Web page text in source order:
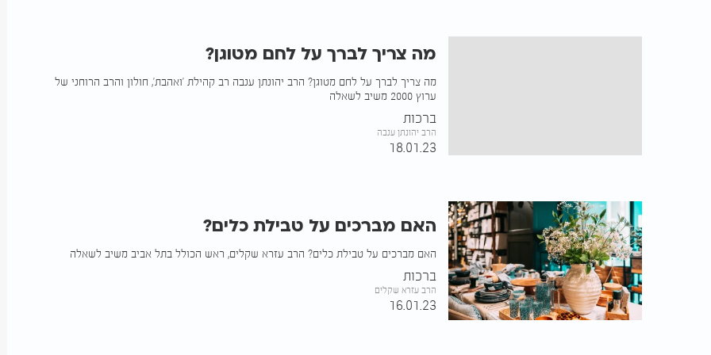
מה צריך לברך על לחם מטוגן?
מה צריך לברך על לחם מטוגן? הרב יהונתן ענבה רב קהילת 'ואהבת', חולון והרב הרוחני של
ערוץ 2000 משיב לשאלה
ברכות
הרב יהונתן ענבה
18.01.23
האם מברכים על טבילת כלים?
האם מברכים על טבילת כלים? הרב עזרא שקלים, ראש הכולל בתל אביב משיב לשאלה
ברכות
הרב עזרא שקלים
16.01.23